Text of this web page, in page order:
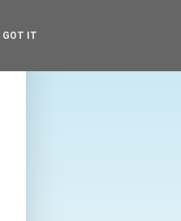
GOT IT